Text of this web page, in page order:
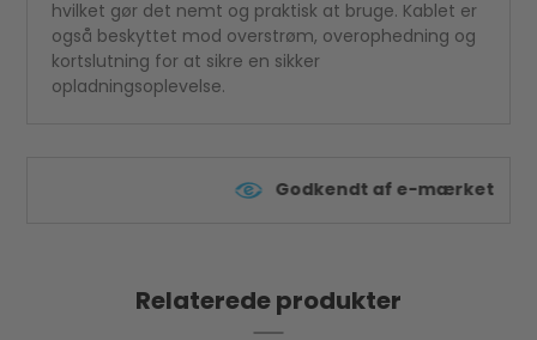
hvilket gør det nemt og praktisk at bruge. Kablet er
også beskyttet mod overstrøm, overophedning og
kortslutning for at sikre en sikker
opladningsoplevelse.
Godkendt af e-mærket
Relaterede produkter